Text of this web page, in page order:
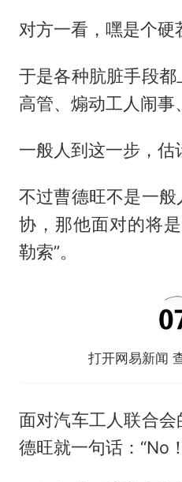
对方一看，嘿是个硬
于是各种肮脏手段
高管、煽动工人闹事
一般人到这一步，估
不过曹德旺不是一
协，那他面对的将
勒索”。
打开网易新闻
面对汽车工人联合
德旺就一句话：“No